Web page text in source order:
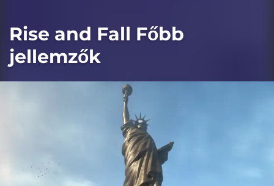
Rise and Fall Főbb
jellemzők